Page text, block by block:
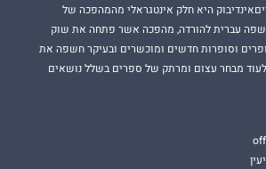
היא חלק אינטגראלי מהמהפכה של
עברית להורדה, מהפכה אשר פתחה את שוק
וסופרות חדשים ומוכשרים ובעיקר חשפה את
מבחר עצום ומרתק של ספרים בשלל נושאים